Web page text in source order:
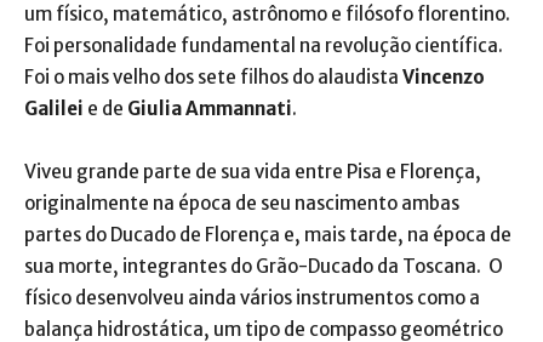
um físico, matemático, astrônomo e filósofo florentino.
Foi personalidade fundamental na revolução científica.
Foi o mais velho dos sete filhos do alaudista Vincenzo
Galilei e de Giulia Ammannati.
Viveu grande parte de sua vida entre Pisa e Florença,
originalmente na época de seu nascimento ambas
partes do Ducado de Florença e, mais tarde, na época de
sua morte, integrantes do Grão-Ducado da Toscana. O
físico desenvolveu ainda vários instrumentos como a
balança hidrostática, um tipo de compasso geométrico